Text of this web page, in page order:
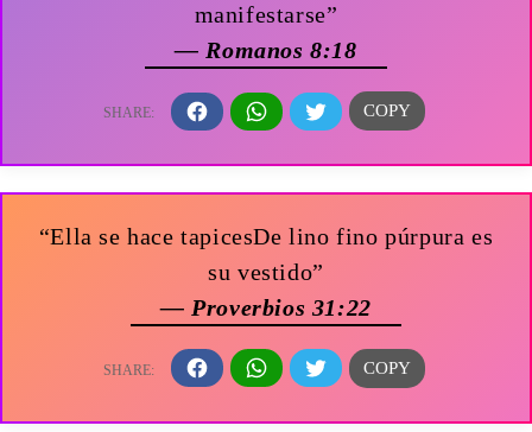
manifestarse”
— Romanos 8:18
“Ella se hace tapicesDe lino fino púrpura es
su vestido”
— Proverbios 31:22